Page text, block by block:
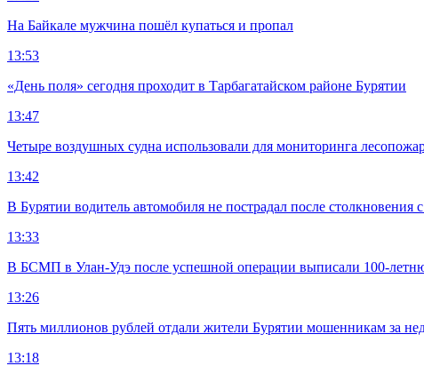
На Байкале мужчина пошёл купаться и пропал
13:53
«День поля» сегодня проходит в Тарбагатайском районе Бурятии
13:47
Четыре воздушных судна использовали для мониторинга
13:42
В Бурятии водитель автомобиля не пострадал после столкновения
13:33
В БСМП в Улан-Удэ после успешной операции выписали 100-
13:26
Пять миллионов рублей отдали жители Бурятии мошенникам за
13:18